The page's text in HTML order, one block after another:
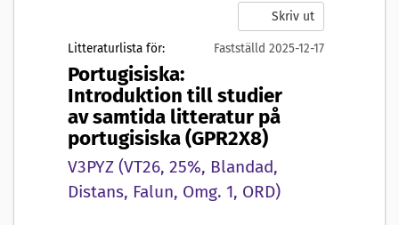
Skriv ut
Litteraturlista för: Fastställd 2025-12-17
Portugisiska:
Introduktion till studier
av samtida litteratur på
portugisiska (GPR2X8)
V3PYZ (VT26, 25%, Blandad,
Distans, Falun, Omg. 1, ORD)